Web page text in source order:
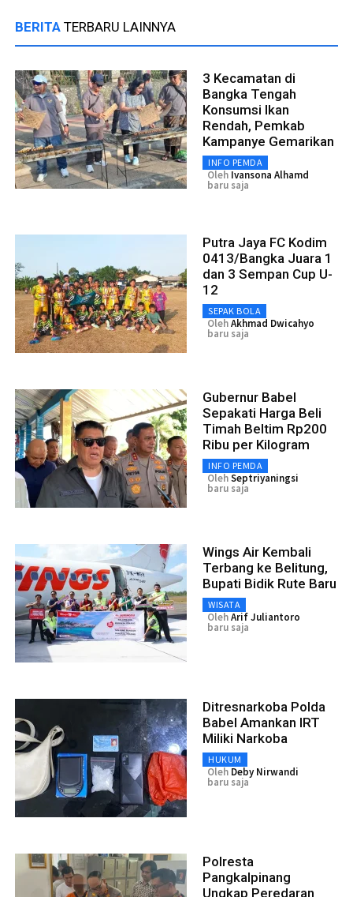
BERITA TERBARU LAINNYA
3 Kecamatan di
Bangka Tengah
Konsumsi Ikan
Rendah, Pemkab
Kampanye Gemarikan
INFO PEMDA
Oleh Ivansona Alhamd
baru saja
Putra Jaya FC Kodim
0413/Bangka Juara 1
dan 3 Sempan Cup U-
12
SEPAK BOLA
OlehAkhmad Dwicahyo
baru saja
Gubernur Babel
Sepakati Harga Beli
Timah Beltim Rp200
Ribu per Kilogram
INFO PEMDA
OlehSeptriyaningsi
baru saja
Wings Air Kembali
Terbang ke Belitung,
Bupati Bidik Rute Baru
WISATA
OlehArif Juliantoro
baru saja
Ditresnarkoba Polda
Babel Amankan IRT
Miliki Narkoba
HUKUM
Oleh Deby Nirwandi
baru saja
Polresta
Pangkalpinang
Ungkap Peredaran